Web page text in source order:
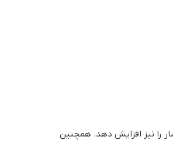
را نیز افزایش دهد. همچنین